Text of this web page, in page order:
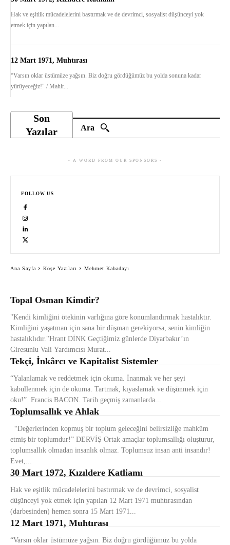
Hak ve eşitlik mücadelelerini bastırmak ve de devrimci, sosyalist düşünceyi yok
etmek için yapılan...
12 Mart 1971, Muhtırası
“Varsın oklar üstümüze yağsın. Biz doğru gördüğümüz bu yolda sonuna kadar
yürüyeceğiz!" / Mahir...
Son
Yazılar
Ara
Topal Osman Kimdir?
"Kendi kimliğini ötekinin varlığına göre konumlandırmak hastalıktır.
Kimliğini yaşatman için sana bir düşman gerekiyorsa, senin kimliğin
hastalıklıdır."Hrant DİNK Geçtiğimiz günlerde Diyarbakır’ın
Giresunlu Vali Yardımcısı Murat...
Tekçi, İnkârcı ve Kapitalist Sistemler
“Yalanlamak ve reddetmek için okuma. İnanmak ve her şeyi
kabullenmek için de okuma. Tartmak, kıyaslamak ve düşünmek için
oku!” Francis BACON. Tarih geçmiş zamanlarda...
Toplumsallık ve Ahlak
“Değerlerinden kopmuş bir toplum geleceğini belirsizliğe mahkûm
etmiş bir toplumdur!” DERVİŞ Ortak amaçlar toplumsallığı oluşturur,
toplumsallık olmadan insanlık olmaz. Toplumsuz insan anti insandır!
Evet,...
30 Mart 1972, Kızıldere Katliamı
Hak ve eşitlik mücadelelerini bastırmak ve de devrimci, sosyalist
düşünceyi yok etmek için yapılan 12 Mart 1971 muhtırasından
(darbesinden) hemen sonra 15 Mart 1971...
12 Mart 1971, Muhtırası
“Varsın oklar üstümüze yağsın. Biz doğru gördüğümüz bu yolda
- A WORD FROM OUR SPONSORS -
FOLLOW US
Ana Sayfa Köşe Yazıları Mehmet Kabadayı